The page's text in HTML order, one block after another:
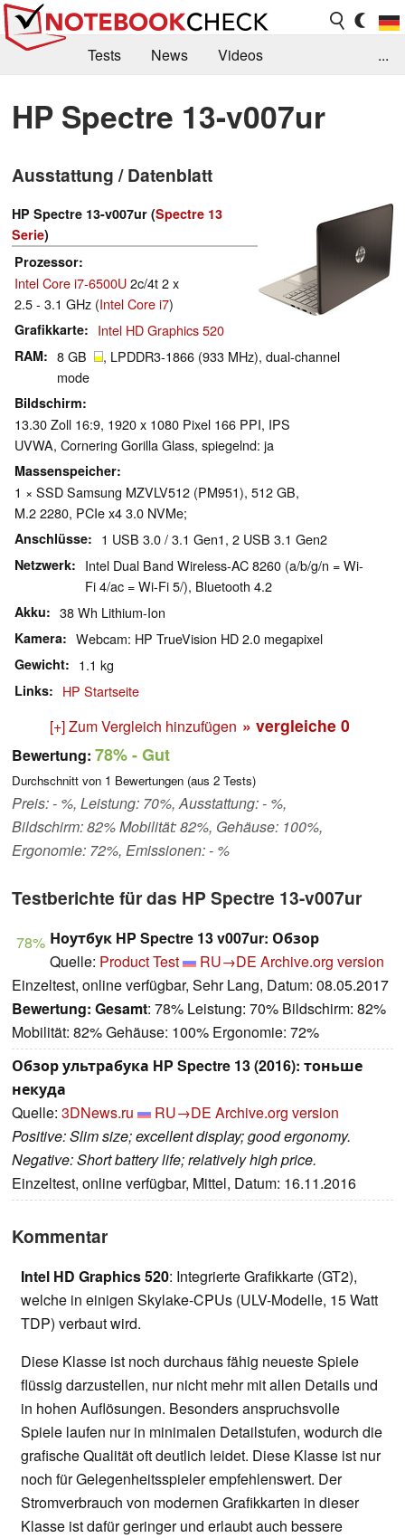
Tests News
Videos
Kaufberatung
Deals Suche
Jobs
Forum
...
HP Spectre 13-v007ur
Ausstattung / Datenblatt
HP Spectre 13-v007ur (Spectre 13
Serie)
Prozessor
Intel Core i7-6500U2c/4t 2 x
2.5 - 3.1 GHz (Intel Core i7)
Grafikkarte Intel HD Graphics 520
RAM 8 GB
, LPDDR3-1866 (933 MHz), dual-channel
mode
Bildschirm
13.30 Zoll 16:9, 1920 x 1080 Pixel 166 PPI, IPS
UVWA, Cornering Gorilla Glass, spiegelnd: ja
Massenspeicher
1 × SSD Samsung MZVLV512 (PM951), 512 GB,
M.2 2280, PCIe x4 3.0 NVMe;
Anschlüsse 1 USB 3.0 / 3.1 Gen1, 2 USB 3.1 Gen2
Netzwerk
Intel Dual Band Wireless-AC 8260 (a/b/g/n = Wi-
Fi 4/ac = Wi-Fi 5/), Bluetooth 4.2
Akku 38 Wh Lithium-Ion
Kamera Webcam: HP TrueVision HD 2.0 megapixel
Gewicht 1.1 kg
Links HP Startseite
[+] Zum Vergleich hinzufügen » vergleiche 0
Bewertung: 78%- Gut
Durchschnitt von 1 Bewertungen (aus 2 Tests)
Preis: - %, Leistung: 70%, Ausstattung: - %,
Bildschirm: 82% Mobilität: 82%, Gehäuse: 100%,
Ergonomie: 72%, Emissionen: - %
Testberichte für das HP Spectre 13-v007ur
78% Ноутбук HP Spectre 13 v007ur: Обзор
Quelle: Product Test RU→DE Archive.org version
Einzeltest, online verfügbar, Sehr Lang, Datum: 08.05.2017
Bewertung: Gesamt: 78% Leistung: 70% Bildschirm: 82%
Mobilität: 82% Gehäuse: 100% Ergonomie: 72%
Обзор ультрабука HP Spectre 13 (2016): тоньше
некуда
Quelle: 3DNews.ru RU→DE Archive.org version
Positive: Slim size; excellent display; good ergonomy.
Negative: Short battery life; relatively high price.
Einzeltest, online verfügbar, Mittel, Datum: 16.11.2016
Kommentar
Intel HD Graphics 520: Integrierte Grafikkarte (GT2),
welche in einigen Skylake-CPUs (ULV-Modelle, 15 Watt
TDP) verbaut wird.
Diese Klasse ist noch durchaus fähig neueste Spiele
flüssig darzustellen, nur nicht mehr mit allen Details und
in hohen Auflösungen. Besonders anspruchsvolle
Spiele laufen nur in minimalen Detailstufen, wodurch die
grafische Qualität oft deutlich leidet. Diese Klasse ist nur
noch für Gelegenheitsspieler empfehlenswert. Der
Stromverbrauch von modernen Grafikkarten in dieser
Klasse ist dafür geringer und erlaubt auch bessere